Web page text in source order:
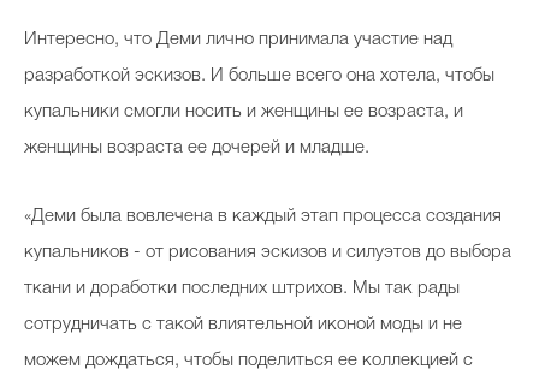
Интересно, что Деми лично принимала участие над
разработкой эскизов. И больше всего она хотела, чтобы
купальники смогли носить и женщины ее возраста, и
женщины возраста ее дочерей и младше.
«Деми была вовлечена в каждый этап процесса создания
купальников - от рисования эскизов и силуэтов до выбора
ткани и доработки последних штрихов. Мы так рады
сотрудничать с такой влиятельной иконой моды и не
можем дождаться, чтобы поделиться ее коллекцией с